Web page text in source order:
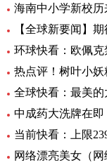
环球快看：欧佩
热点评！树叶小
全球快看：最美
网络漂亮美女（